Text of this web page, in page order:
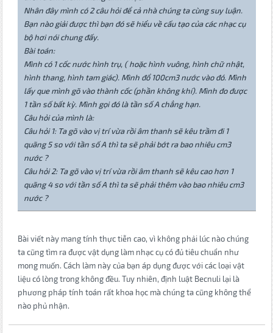
Nhân đây mình có 2 câu hỏi để cả nhà chúng ta cùng suy luận.
Bạn nào giải được thì bạn đó sẽ hiểu về cấu tạo của các nhạc cụ
bộ hơi nói chung đấy.
Bài toán:
Mình có 1 cốc nước hình trụ, ( hoặc hình vuông, hình chữ nhật,
hình thang, hình tam giác). Mình đổ 100cm3 nước vào đó. Mình
lấy que mình gõ vào thành cốc (phần không khí). Mình đo được
1 tần số bất kỳ. Mình gọi đó là tần số A chẳng hạn.
Câu hỏi của mình là:
Câu hỏi 1: Ta gõ vào vị trí vừa rồi âm thanh sẽ kêu trầm đi 1
quãng 5 so với tần số A thì ta sẽ phải bớt ra bao nhiêu cm3
nước ?
Câu hỏi 2: Ta gõ vào vị trí vừa rồi âm thanh sẽ kêu cao hơn 1
quãng 4 so với tần số A thì ta sẽ phải thêm vào bao nhiêu cm3
nước ?
Bài viết này mang tính thực tiễn cao, vì không phải lúc nào chúng
ta cũng tìm ra được vật dụng làm nhạc cụ có đủ tiêu chuẩn như
mong muốn. Cách làm này của bạn áp dụng được với các loại vật
liệu có lòng trong không đều. Tuy nhiên, định luật Becnuli lại là
phương pháp tính toán rất khoa học mà chúng ta cũng không thể
nào phủ nhận.